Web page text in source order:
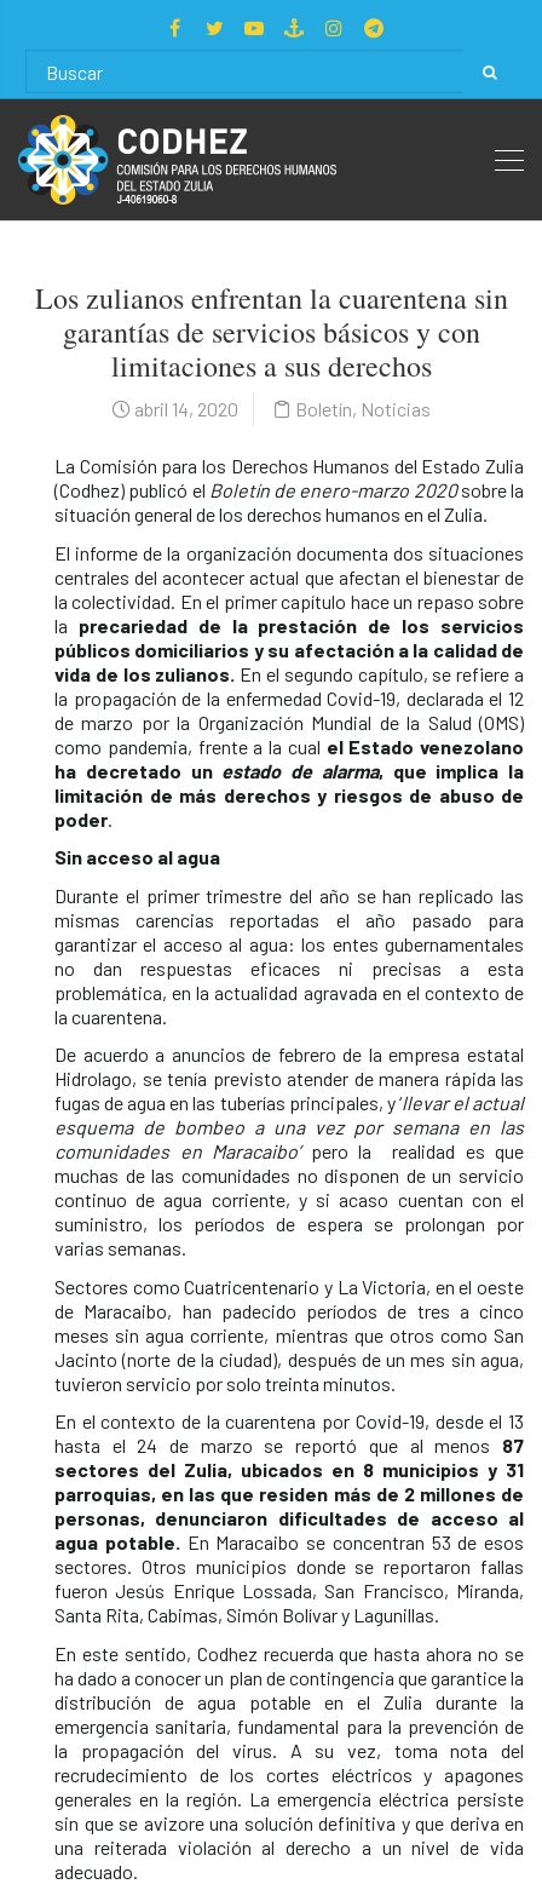
Los zulianos enfrentan la cuarentena sin
garantías de servicios básicos y con
limitaciones a sus derechos
abril 14, 2020 Boletín, Noticias
La Comisión para los Derechos Humanos del Estado Zulia
(Codhez) publicó el Boletín de enero-marzo 2020sobre la
situación general de los derechos humanos en el Zulia.
El informe de la organización documenta dos situaciones
centrales del acontecer actual que afectan el bienestar de
la colectividad. En el primer capítulo hace un repaso sobre
la precariedad de la prestación de los servicios
públicos domiciliarios y su afectación a la calidad de
vida de los zulianos. En el segundo capítulo, se refiere a
la propagación de la enfermedad Covid-19, declarada el 12
de marzo por la Organización Mundial de la Salud (OMS)
como pandemia, frente a la cual el Estado venezolano
ha decretado un estado de alarma, que implica la
limitación de más derechos y riesgos de abuso de
poder
Sin acceso al agua
Durante el primer trimestre del año se han replicado las
mismas carencias reportadas el año pasado para
garantizar el acceso al agua: los entes gubernamentales
no dan respuestas eficaces ni precisas a esta
problemática, en la actualidad agravada en el contexto de
la cuarentena.
De acuerdo a anuncios de febrero de la empresa estatal
Hidrolago, se tenía previsto atender de manera rápida las
fugas de agua en las tuberías principales, y ‘llevar el actual
esquema de bombeo a una vez por semana en las
comunidades en Maracaibo’ pero la realidad es que
muchas de las comunidades no disponen de un servicio
continuo de agua corriente, y si acaso cuentan con el
suministro, los períodos de espera se prolongan por
varias semanas.
Sectores como Cuatricentenario y La Victoria, en el oeste
de Maracaibo, han padecido períodos de tres a cinco
meses sin agua corriente, mientras que otros como San
Jacinto (norte de la ciudad), después de un mes sin agua,
tuvieron servicio por solo treinta minutos.
En el contexto de la cuarentena por Covid-19, desde el 13
hasta el 24 de marzo se reportó que al menos 87
sectores del Zulia, ubicados en 8 municipios y 31
parroquias, en las que residen más de 2 millones de
personas, denunciaron dificultades de acceso al
agua potable. En Maracaibo se concentran 53 de esos
sectores. Otros municipios donde se reportaron fallas
fueron Jesús Enrique Lossada, San Francisco, Miranda,
Santa Rita, Cabimas, Simón Bolívar y Lagunillas.
En este sentido, Codhez recuerda que hasta ahora no se
ha dado a conocer un plan de contingencia que garantice la
distribución de agua potable en el Zulia durante la
emergencia sanitaria, fundamental para la prevención de
la propagación del virus. A su vez, toma nota del
recrudecimiento de los cortes eléctricos y apagones
generales en la región. La emergencia eléctrica persiste
sin que se avizore una solución definitiva y que deriva en
una reiterada violación al derecho a un nivel de vida
adecuado.